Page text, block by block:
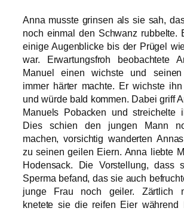
Anna musste grinsen als sie sah,
noch einmal den Schwanz rubbelte.
einige Augenblicke bis der Prügel
war. Erwartungsfroh beobachtete
Manuel einen wichste und
immer härter machte. Er wichste
und würde bald kommen. Dabei griff
Manuels Pobacken und streichelte
Dies schien den jungen Mann
machen, vorsichtig wanderten
zu seinen geilen Eiern. Anna liebte
Hodensack. Die Vorstellung, dass
Sperma befand, das sie auch
junge Frau noch geiler. Zärtlich
knetete sie die reifen Eier während